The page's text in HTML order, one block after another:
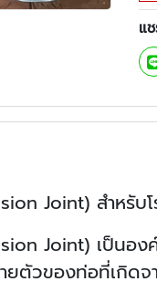
แ
Joint) สำหรับ
Joint) เป็นอง
ยตัวของท่อที่เกิด